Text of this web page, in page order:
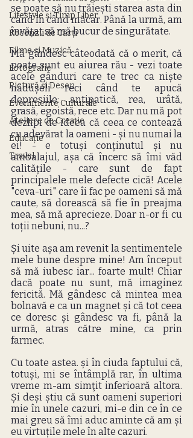
Lifestyle și Timp Liber
Recenzii de Cărți
Filme și Muzică
Fotografie
Pictură și Desen
Evenimente Culturale
Ateliere de Creație
Educație
Travel
se poate să nu trăiești starea asta din
când în când măcar. Până la urmă, am
învățat să mă bucur de singurătate.
Mă gândesc câteodată că o merit, că
poate sunt eu aiurea rău - vezi toate
acele gânduri care te trec ca niște
nădușeli reci când te apucă
depresiile: antipatică, rea, urâtă,
grasă, egoistă, rece etc. Dar nu mă pot
dezlipi de ideea că ceea ce contează
cu adevărat la oameni - și nu numai la
ei! - e totuși conținutul și nu
ambalajul, așa că încerc să îmi văd
calitățile - care sunt de fapt
principalele mele defecte cică! Acele
"ceva-uri" care îi fac pe oameni să mă
caute, să dorească să fie în preajma
mea, să mă aprecieze. Doar n-or fi cu
toții nebuni, nu...?
Și uite așa am revenit la sentimentele
mele bune despre mine! Am început
să mă iubesc iar... foarte mult! Chiar
dacă poate nu sunt, mă imaginez
fericită. Mă gândesc că mintea mea
bolnavă e ca un magnet și că tot ceea
ce doresc și gândesc va fi, până la
urmă, atras către mine, ca prin
farmec.
Cu toate astea. și în ciuda faptului că,
totuși, mi se întâmplă rar, în ultima
vreme m-am simţit inferioară altora.
Și deși știu că sunt oameni superiori
mie în unele cazuri, mi-e din ce în ce
mai greu să îmi aduc aminte că am și
eu virtuțile mele în alte cazuri.